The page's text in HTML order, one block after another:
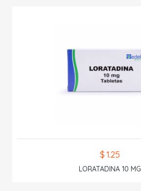
$ 1.25
LORATADINA 10 MG